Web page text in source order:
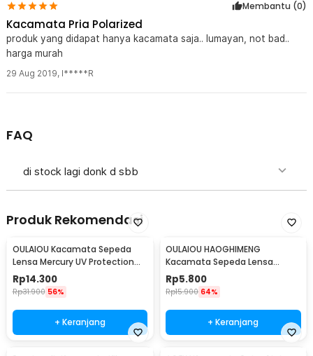
Membantu (0)
Kacamata Pria Polarized
produk yang didapat hanya kacamata saja.. lumayan, not bad..
harga murah
29 Aug 2019, I*****R
FAQ
di stock lagi donk d sbb
Produk Rekomendasi
OULAIOU Kacamata Sepeda
Lensa Mercury UV Protection
Cycling Sunglasses - 9181
Rp14.300
Rp31.900 56%
+ Keranjang
OULAIOU HAOGHIMENG
Kacamata Sepeda Lensa
Mercury Cycling Outdoor Sport
- 3015
Rp5.800
Rp15.900 64%
+ Keranjang